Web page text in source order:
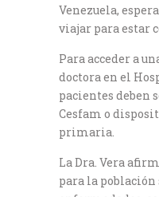
Venezuela,
viajar para estar
Para acceder a
doctora en el
pacientes deben
Cesfam o
primaria.
La Dra. Vera
para la